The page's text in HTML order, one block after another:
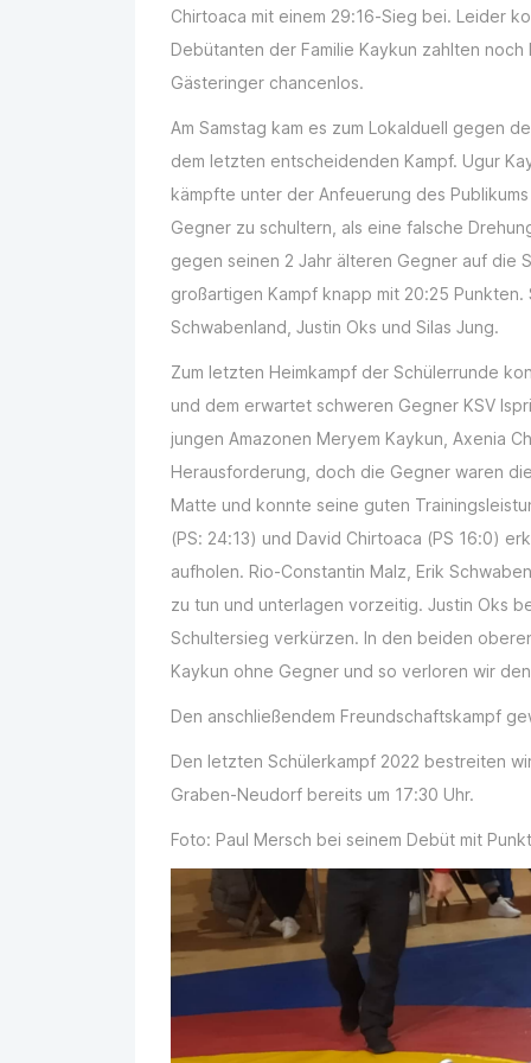
Chirtoaca mit einem 29:16-Sieg bei. Leider
Debütanten der Familie Kaykun zahlten
Gästeringer chancenlos.
Am Samstag kam es zum Lokalduell gegen
dem letzten entscheidenden Kampf. Ugur
kämpfte unter der Anfeuerung des
Gegner zu schultern, als eine falsche
gegen seinen 2 Jahr älteren Gegner auf die
großartigen Kampf knapp mit 20:25
Schwabenland, Justin Oks und Silas Jung.
Zum letzten Heimkampf der Schülerrunde
und dem erwartet schweren Gegner KSV
jungen Amazonen Meryem Kaykun, Axenia
Herausforderung, doch die Gegner waren
Matte und konnte seine guten
(PS: 24:13) und David Chirtoaca (PS 16:0)
aufholen. Rio-Constantin Malz, Erik
zu tun und unterlagen vorzeitig. Justin Oks
Schultersieg verkürzen. In den beiden
Kaykun ohne Gegner und so verloren wir
Den anschließendem Freundschaftskampf
Den letzten Schülerkampf 2022 bestreiten
Graben-Neudorf bereits um 17:30 Uhr.
Foto: Paul Mersch bei seinem Debüt mit